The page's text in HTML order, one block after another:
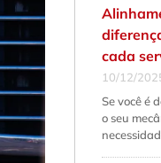
cada
10/12/
Se você é
o seu